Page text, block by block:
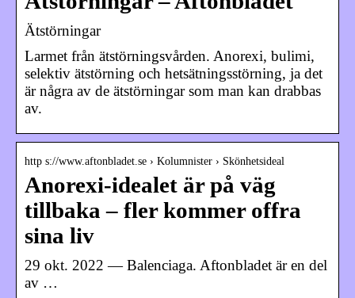
Ätstörningar
Larmet från ätstörningsvården. Anorexi, bulimi,
selektiv ätstörning och hetsätningsstörning, ja det
är några av de ätstörningar som man kan drabbas
av.
http s://www.aftonbladet.se › Kolumnister › Skönhetsideal
Anorexi-idealet är på väg
tillbaka – fler kommer offra
sina liv
29 okt. 2022 — Balenciaga. Aftonbladet är en del
av …